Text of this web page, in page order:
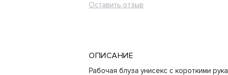
Оставить отзыв
ОПИСАНИЕ
Рабочая блуза унисекс с короткими